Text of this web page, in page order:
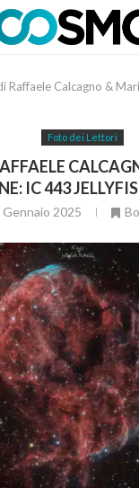
Raffaele Calcagno &
Foto dei Lettori
IC 443
Gennaio 2025